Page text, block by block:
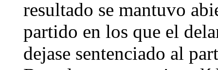
resultado se mantuvo
partido en los que el
dejase sentenciado al